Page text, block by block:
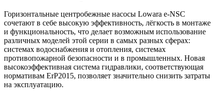
Горизонтальные центробежные насосы Lowara e-NSC
сочетают в себе высокую эффективность, лёгкость в монтаже
и функциональность, что делает возможным использование
различных моделей этой серии в самых разных сферах:
системах водоснабжения и отопления, системах
противопожарной безопасности и в промышленных. Новая
высокоэффективная система гидравлики, соответствующая
нормативам ErP2015, позволяет значительно снизить затраты
на эксплуатацию.